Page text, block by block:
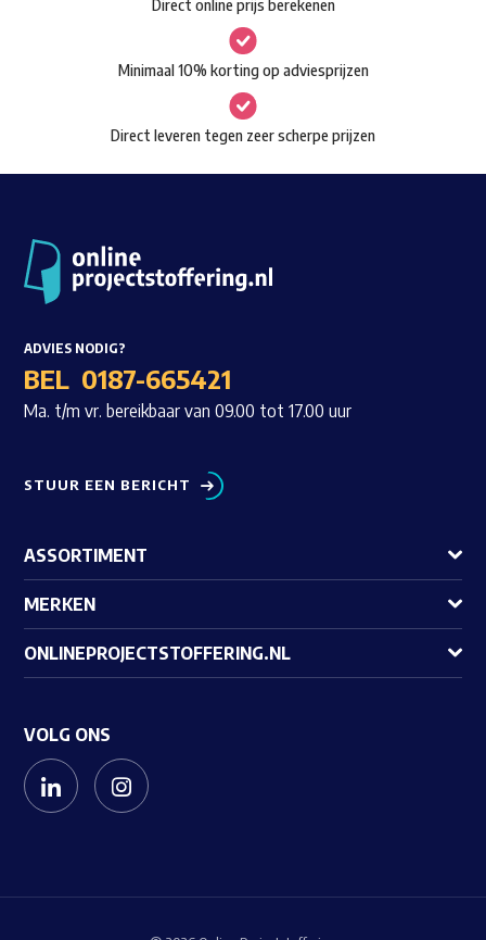
worden
op
de
productpagina
Direct online prijs berekenen
Minimaal 10% korting op adviesprijzen
Direct leveren tegen zeer scherpe prijzen
ADVIES NODIG?
BEL 0187-665421
Ma. t/m vr. bereikbaar van 09.00 tot 17.00 uur
STUUR EEN BERICHT
ASSORTIMENT
MERKEN
ONLINEPROJECTSTOFFERING.NL
VOLG ONS